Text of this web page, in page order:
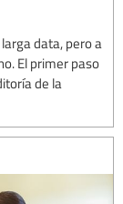
data, pero a
El primer paso
de la